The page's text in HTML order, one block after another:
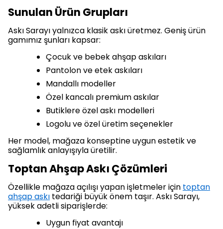
Sunulan Ürün Grupları
Askı Sarayı yalnızca klasik askı üretmez. Geniş ürün
gamımız şunları kapsar:
Çocuk ve bebek ahşap askıları
Pantolon ve etek askıları
Mandallı modeller
Özel kancalı premium askılar
Butiklere özel askı modelleri
Logolu ve özel üretim seçenekler
Her model, mağaza konseptine uygun estetik ve
sağlamlık anlayışıyla üretilir.
Toptan Ahşap Askı Çözümleri
Özellikle mağaza açılışı yapan işletmeler için toptan
ahşap askı tedariği büyük önem taşır. Askı Sarayı,
yüksek adetli siparişlerde:
Uygun fiyat avantajı